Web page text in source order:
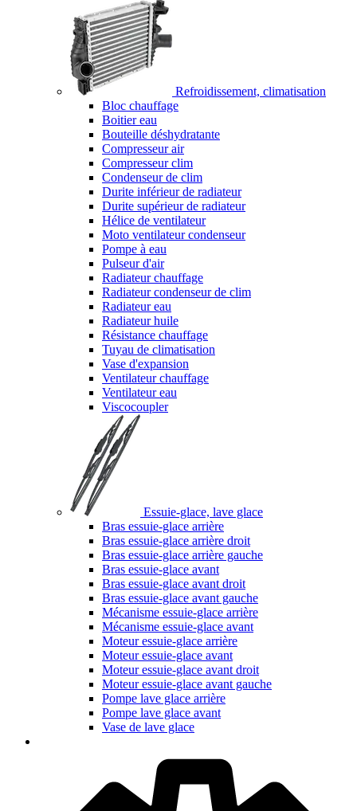
Refroidissement, climatisation
Bloc chauffage
Boitier eau
Bouteille déshydratante
Compresseur air
Compresseur clim
Condenseur de clim
Durite inférieur de radiateur
Durite supérieur de radiateur
Hélice de ventilateur
Moto ventilateur condenseur
Pompe à eau
Pulseur d'air
Radiateur chauffage
Radiateur condenseur de clim
Radiateur eau
Radiateur huile
Résistance chauffage
Tuyau de climatisation
Vase d'expansion
Ventilateur chauffage
Ventilateur eau
Viscocoupler
Essuie-glace, lave glace
Bras essuie-glace arrière
Bras essuie-glace arrière droit
Bras essuie-glace arrière gauche
Bras essuie-glace avant
Bras essuie-glace avant droit
Bras essuie-glace avant gauche
Mécanisme essuie-glace arrière
Mécanisme essuie-glace avant
Moteur essuie-glace arrière
Moteur essuie-glace avant
Moteur essuie-glace avant droit
Moteur essuie-glace avant gauche
Pompe lave glace arrière
Pompe lave glace avant
Vase de lave glace